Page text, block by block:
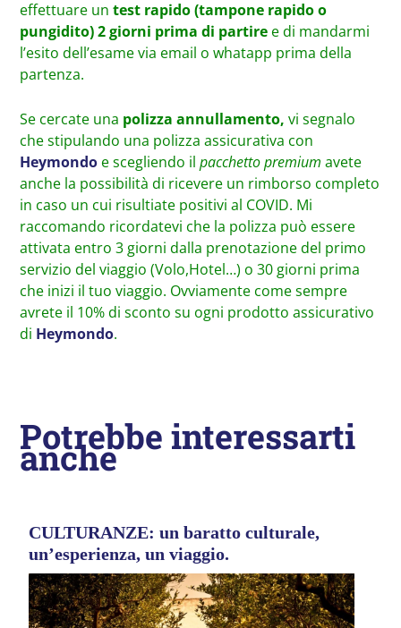
effettuare un test rapido (tampone rapido o
pungidito) 2 giorni prima di partire e di mandarmi
l’esito dell’esame via email o whatapp prima della
partenza.
Se cercate una polizza annullamento, vi segnalo
che stipulando una polizza assicurativa con
Heymondo e scegliendo il pacchetto premium avete
anche la possibilità di ricevere un rimborso completo
in caso un cui risultiate positivi al COVID. Mi
raccomando ricordatevi che la polizza può essere
attivata entro 3 giorni dalla prenotazione del primo
servizio del viaggio (Volo,Hotel…) o 30 giorni prima
che inizi il tuo viaggio. Ovviamente come sempre
avrete il 10% di sconto su ogni prodotto assicurativo
di Heymondo.
Potrebbe interessarti
anche
CULTURANZE: un baratto culturale,
un’esperienza, un viaggio.